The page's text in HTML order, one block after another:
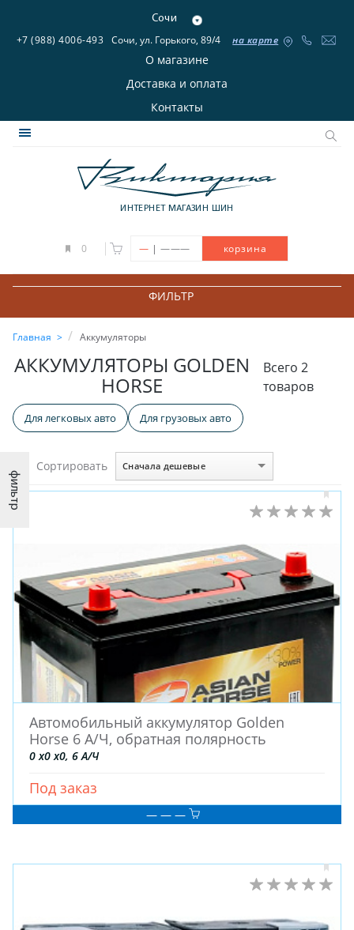
Сочи
+7 (988) 4006-493 Сочи, ул. Горького, 89/4 на карте
О магазине
Доставка и оплата
Контакты
ИНТЕРНЕТ МАГАЗИН ШИН
0 — | ——— корзина
ФИЛЬТР
Главная Аккумуляторы
АККУМУЛЯТОРЫ GOLDEN
HORSE
Всего 2
товаров
Для легковых авто Для грузовых авто
фильтр
Сортировать Сначала дешевые
Автомобильный аккумулятор Golden
Horse 6 А/Ч, обратная полярность
0 x0 x0, 6 А/Ч
Под заказ
— — —